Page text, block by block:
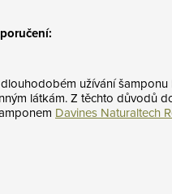
užívání
látkám. Z těchto důvodů
Davines Naturaltech